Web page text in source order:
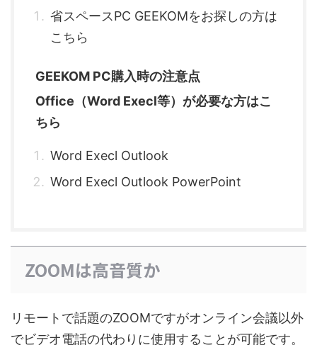
省スペースPC GEEKOMをお探しの方は
こちら
GEEKOM PC購入時の注意点
Office（Word Execl等）が必要な方はこ
ちら
Word Execl Outlook
Word Execl Outlook PowerPoint
ZOOMは高音質か
リモートで話題のZOOMですがオンライン会議以外
でビデオ電話の代わりに使用することが可能です。